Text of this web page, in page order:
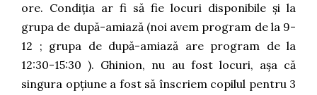
ore. Condiția ar fi să fie locuri disponibile și la
grupa de după-amiază (noi avem program de la 9-
12 ; grupa de după-amiază are program de la
12:30-15:30 ). Ghinion, nu au fost locuri, așa că
singura opțiune a fost să înscriem copilul pentru 3